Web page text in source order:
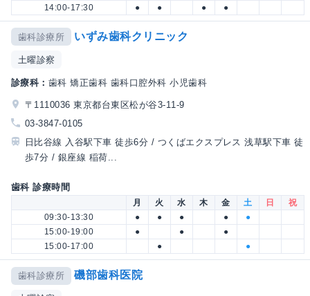
14:00-17:30
● ● ● ●
歯科診療所 いずみ歯科クリニック
土曜診察
診療科： 歯科 矯正歯科 歯科口腔外科 小児歯科
〒1110036 東京都台東区松が谷3-11-9
03-3847-0105
日比谷線 入谷駅下車 徒歩6分 / つくばエクスプレス 浅草駅下車 徒
歩7分 / 銀座線 稲荷...
歯科 診療時間
月 火 水 木 金 土 日
祝
09:30-13:30
● ● ● ●
●
15:00-19:00
● ●
●
15:00-17:00
● ●
歯科診療所 磯部歯科医院